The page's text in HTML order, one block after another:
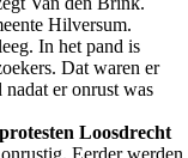
Hilversum.
In het pand is
Dat waren er
er onrust was
Loosdrecht
Eerder werden